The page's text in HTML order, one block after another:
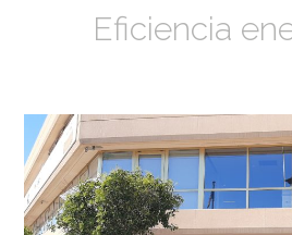
Eficiencia